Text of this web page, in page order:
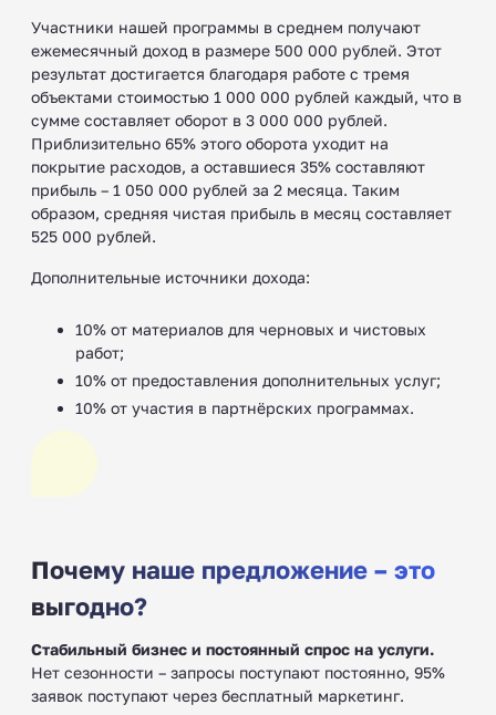
Участники нашей программы в среднем получают
ежемесячный доход в размере 500 000 рублей. Этот
результат достигается благодаря работе с тремя
объектами стоимостью 1 000 000 рублей каждый, что в
сумме составляет оборот в 3 000 000 рублей.
Приблизительно 65% этого оборота уходит на
покрытие расходов, а оставшиеся 35% составляют
прибыль – 1 050 000 рублей за 2 месяца. Таким
образом, средняя чистая прибыль в месяц составляет
525 000 рублей.
Дополнительные источники дохода:
10% от материалов для черновых и чистовых
работ;
10% от предоставления дополнительных услуг;
10% от участия в партнёрских программах.
Почему наше предложение – это
выгодно?
Стабильный бизнес и постоянный спрос на услуги.
Нет сезонности – запросы поступают постоянно, 95%
заявок поступают через бесплатный маркетинг.